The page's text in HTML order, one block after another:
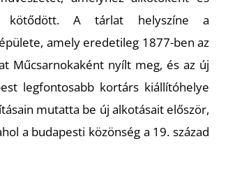
kötődött. A tárlat helyszíne a
amely eredetileg 1877-ben az
Műcsarnokaként nyílt meg, és az új
legfontosabb kortárs kiállítóhelye
mutatta be új alkotásait először,
a budapesti közönség a 19. század